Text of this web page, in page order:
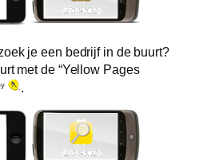
je een bedrijf in de buurt?
met de “Yellow Pages
.